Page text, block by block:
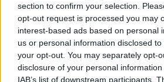
section to confirm your selection.
opt-out request is processed you may
interest-based ads based on personal
us or personal information disclosed
your opt-out. You may separately opt-
disclosure of your personal
IAB’s list of downstream participants.
Mintegy egymilliárd forintból fejlesztik a
álló fővárosi Weiss Manfréd-villát.